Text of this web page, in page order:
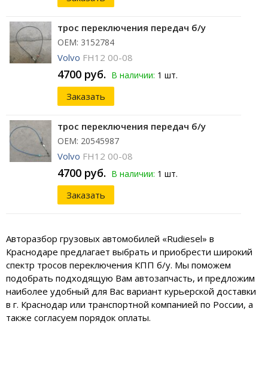
трос переключения передач б/у
ОЕМ: 3152784
Volvo FH12 00-08
4700 руб. В наличии: 1 шт.
Заказать
трос переключения передач б/у
ОЕМ: 20545987
Volvo FH12 00-08
4700 руб. В наличии: 1 шт.
Заказать
Авторазбор грузовых автомобилей «Rudiesel» в
Краснодаре предлагает выбрать и приобрести широкий
спектр тросов переключения КПП б/у. Мы поможем
подобрать подходящую Вам автозапчасть, и предложим
наиболее удобный для Вас вариант курьерской доставки
в г. Краснодар или транспортной компанией по России, а
также согласуем порядок оплаты.